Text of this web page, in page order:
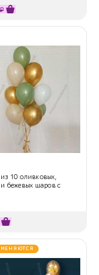
₽
10 оливковых,
и бежевых шаров с